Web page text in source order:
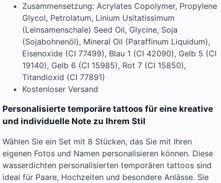
Zusammensetzung: Acrylates Copolymer, Propylene
Glycol, Petrolatum, Linium Usitatissimum
(Leinsamenschale) Seed Oil, Glycine, Soja
(Sojabohnenöl), Mineral Oil (Paraffinum Liquidum),
Eisenoxide (CI 77499), Blau 1 (CI 42090), Gelb 5 (CI
19140), Gelb 6 (CI 15985), Rot 7 (CI 15850),
Titandioxid (CI 77891)
Kostenloser Versand
Personalisierte temporäre tattoos für eine kreative
und individuelle Note zu Ihrem Stil
Wählen Sie ein Set mit 8 Stücken, das Sie mit Ihren
eigenen Fotos und Namen personalisieren können. Diese
wasserdichten personalisierten temporären tattoos sind
ideal für Paare, Hochzeiten und besondere Anlässe. Sie